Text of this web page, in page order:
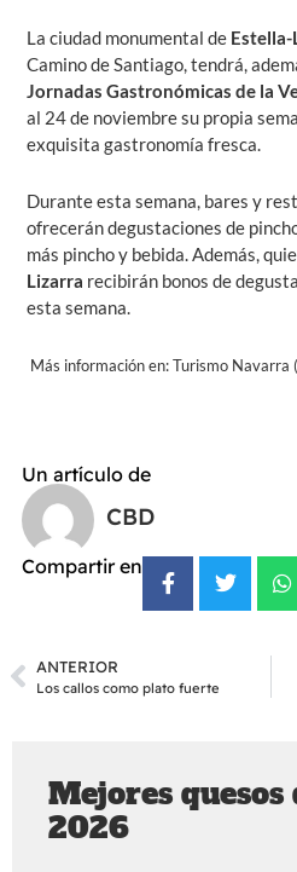
La ciudad monumental de
Camino de Santiago, tendrá,
Jornadas Gastronómicas de la
al 24 de noviembre su propia
exquisita gastronomía fresca.
Durante esta semana, bares y
ofrecerán degustaciones de
más pincho y bebida. Además,
Lizarra recibirán bonos de
esta semana.
Más información en: Turismo
Un artículo de
CBD
Compartir en
ANTERIOR
Los callos como plato fuerte
Mejores quesos
2026